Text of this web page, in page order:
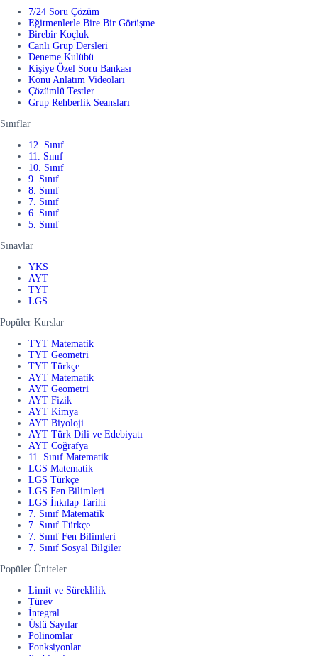
7/24 Soru Çözüm
Eğitmenlerle Bire Bir Görüşme
Birebir Koçluk
Canlı Grup Dersleri
Deneme Kulübü
Kişiye Özel Soru Bankası
Konu Anlatım Videoları
Çözümlü Testler
Grup Rehberlik Seansları
Sınıflar
12. Sınıf
11. Sınıf
10. Sınıf
9. Sınıf
8. Sınıf
7. Sınıf
6. Sınıf
5. Sınıf
Sınavlar
YKS
AYT
TYT
LGS
Popüler Kurslar
TYT Matematik
TYT Geometri
TYT Türkçe
AYT Matematik
AYT Geometri
AYT Fizik
AYT Kimya
AYT Biyoloji
AYT Türk Dili ve Edebiyatı
AYT Coğrafya
11. Sınıf Matematik
LGS Matematik
LGS Türkçe
LGS Fen Bilimleri
LGS İnkılap Tarihi
7. Sınıf Matematik
7. Sınıf Türkçe
7. Sınıf Fen Bilimleri
7. Sınıf Sosyal Bilgiler
Popüler Üniteler
Limit ve Süreklilik
Türev
İntegral
Üslü Sayılar
Polinomlar
Fonksiyonlar